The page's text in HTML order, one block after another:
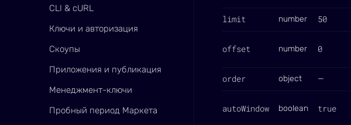
CLI & cURL
Ключи и авторизация
Скоупы
Приложения и публикация
Менеджмент-ключи
Пробный период Маркета
limit number 50
offset number 0
order object —
autoWindow boolean true